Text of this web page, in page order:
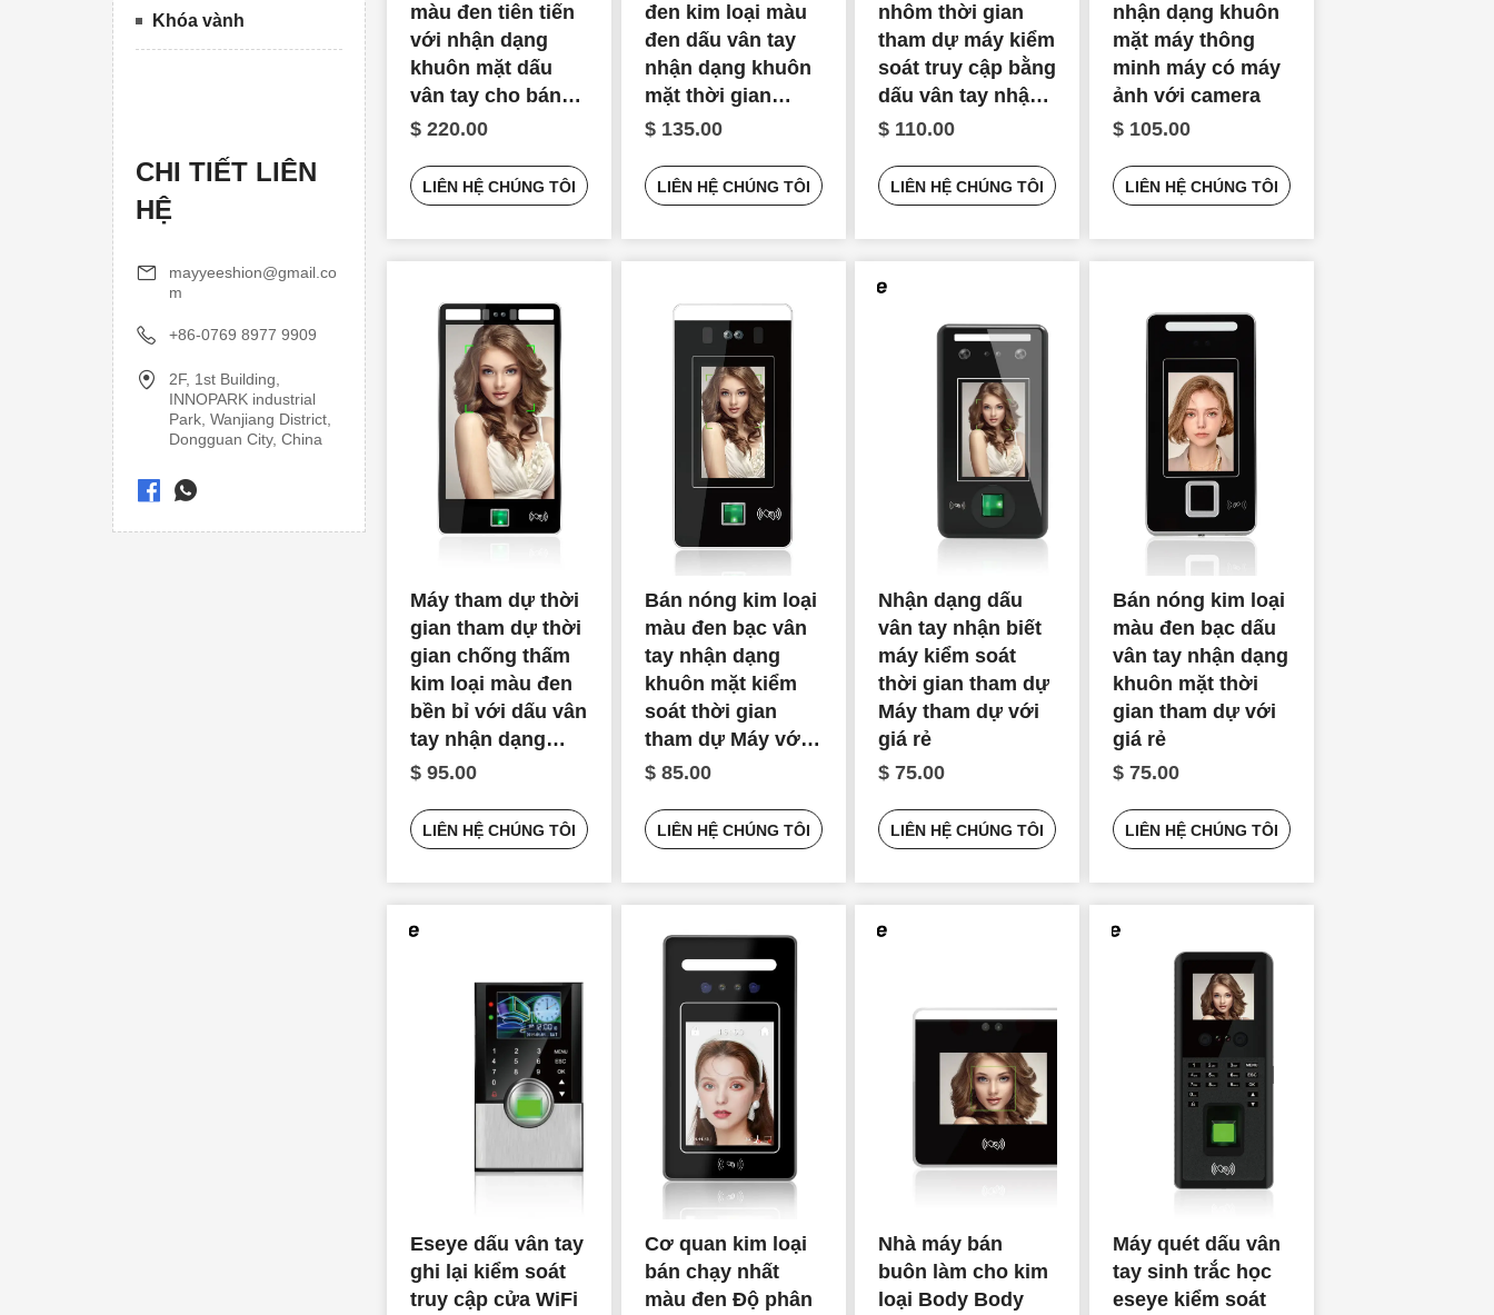
Khóa vành
CHI TIẾT LIÊN
HỆ
mayyeeshion@gmail.co
m
+86-0769 8977 9909
2F, 1st Building,
INNOPARK industrial
Park, Wanjiang District,
Dongguan City, China
màu đen tiên tiến
với nhận dạng
khuôn mặt dấu
vân tay cho bán
buôn
$ 220.00
LIÊN HỆ CHÚNG TÔI
đen kim loại màu
đen dấu vân tay
nhận dạng khuôn
mặt thời gian
tham dự máy bán
$ 135.00
LIÊN HỆ CHÚNG TÔI
nhôm thời gian
tham dự máy kiểm
soát truy cập bằng
dấu vân tay nhận
dạng khuôn mặt
$ 110.00
LIÊN HỆ CHÚNG TÔI
nhận dạng khuôn
mặt máy thông
minh máy có máy
ảnh với camera
$ 105.00
LIÊN HỆ CHÚNG TÔI
Máy tham dự thời
gian tham dự thời
gian chống thấm
kim loại màu đen
bền bỉ với dấu vân
tay nhận dạng
khuôn mặt để bán
$ 95.00
LIÊN HỆ CHÚNG TÔI
Bán nóng kim loại
màu đen bạc vân
tay nhận dạng
khuôn mặt kiểm
soát thời gian
tham dự Máy với
giá rẻ
$ 85.00
LIÊN HỆ CHÚNG TÔI
Nhận dạng dấu
vân tay nhận biết
máy kiểm soát
thời gian tham dự
Máy tham dự với
giá rẻ
$ 75.00
LIÊN HỆ CHÚNG TÔI
Bán nóng kim loại
màu đen bạc dấu
vân tay nhận dạng
khuôn mặt thời
gian tham dự với
giá rẻ
$ 75.00
LIÊN HỆ CHÚNG TÔI
Eseye dấu vân tay
ghi lại kiểm soát
truy cập cửa WiFi
Cơ quan kim loại
bán chạy nhất
màu đen Độ phân
Nhà máy bán
buôn làm cho kim
loại Body Body
Máy quét dấu vân
tay sinh trắc học
eseye kiểm soát